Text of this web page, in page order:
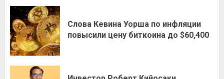
Слова Кевина Уорша по инфляции
повысили цену биткоина до $60,400